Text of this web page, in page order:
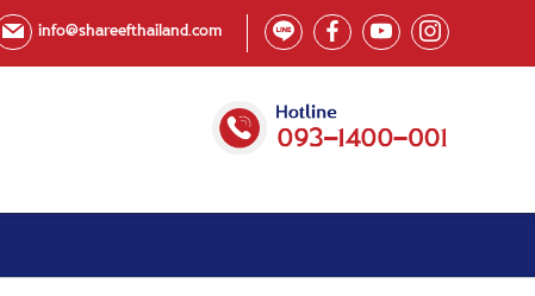
info@shareefthailand.com